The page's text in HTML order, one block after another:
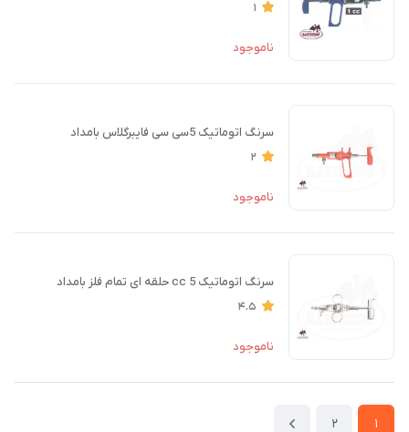
1
ناموجود
سرنگ اتوماتیک 5سی سی فایبرگلاس بامداد
2
ناموجود
سرنگ اتوماتیک cc 5 حلقه ای تمام فلز بامداد
4.5
ناموجود
1
2